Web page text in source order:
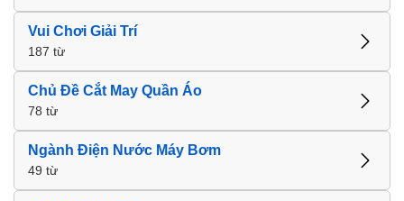
Vui Chơi Giải Trí
187 từ
Chủ Đề Cắt May Quần Áo
78 từ
Ngành Điện Nước Máy Bơm
49 từ